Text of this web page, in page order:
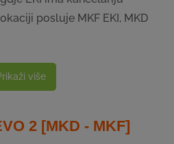
posluje MKF EKI, MKD
više
2 [MKD - MKF]